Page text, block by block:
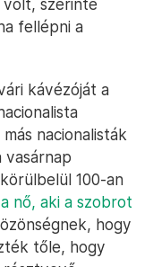
volt, szerinte
fellépni a
kávézóját a
nacionalisták
100-an
a nő, aki a szobrot
hogy
tőle, hogy